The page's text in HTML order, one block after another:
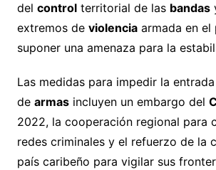
del controlterritorial de las bandas
extremos de violenciaarmada en el
suponer una amenaza para la
Las medidas para impedir la entrada
de armasincluyen un embargo del
2022, la cooperación regional para
redes criminales y el refuerzo de la
país caribeño para vigilar sus